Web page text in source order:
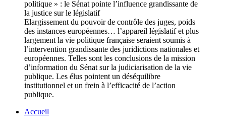
Elargissement du pouvoir de contrôle des juges, poids
des instances européennes… l’appareil législatif et plus
largement la vie politique française seraient soumis à
l’intervention grandissante des juridictions nationales et
européennes. Telles sont les conclusions de la mission
d’information du Sénat sur la judiciarisation de la vie
publique. Les élus pointent un déséquilibre
institutionnel et un frein à l’efficacité de l’action
publique.
Accueil